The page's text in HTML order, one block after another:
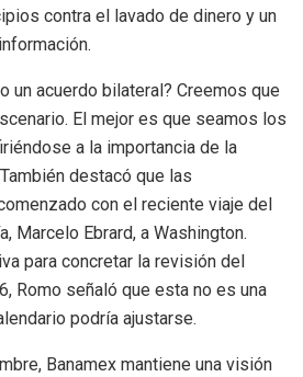
contra el lavado de dinero y un
un acuerdo bilateral? Creemos que
El mejor es que seamos los
a la importancia de la
destacó que las
con el reciente viaje del
Marcelo Ebrard, a Washington.
para concretar la revisión del
Romo señaló que esta no es una
podría ajustarse.
Banamex mantiene una visión